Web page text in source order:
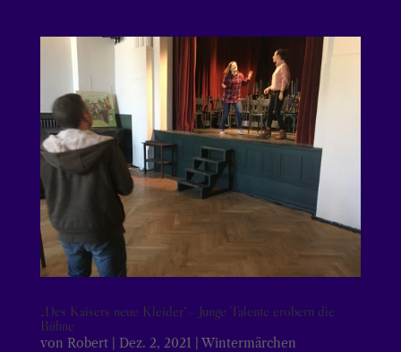
„Des Kaisers neue Kleider“– Junge Talente erobern die
Bühne
von Robert| Dez. 2, 2021| Wintermärchen